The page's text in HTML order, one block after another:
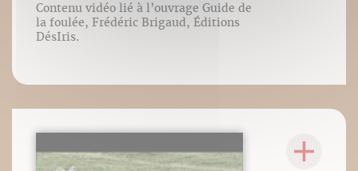
Contenu vidéo lié à l’ouvrage Guide de
la foulée, Frédéric Brigaud, Éditions
DésIris.